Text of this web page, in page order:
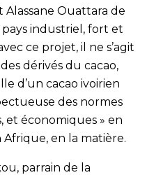
Alassane Ouattara de
pays industriel, fort et
ce projet, il ne s’agit
dérivés du cacao,
d’un cacao ivoirien
des normes
et économiques » en
en la matière.
parrain de la